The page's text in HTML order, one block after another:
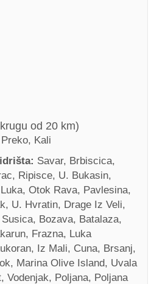
od 20 km)
Kali
Savar, Brbiscica,
Ripisce, U. Bukasin,
Otok Rava, Pavlesina,
U. Hvratin, Drage Iz Veli,
Bozava, Batalaza,
Frazna, Luka
Iz Mali, Cuna, Brsanj,
Marina Olive Island, Uvala
Vodenjak, Poljana, Poljana